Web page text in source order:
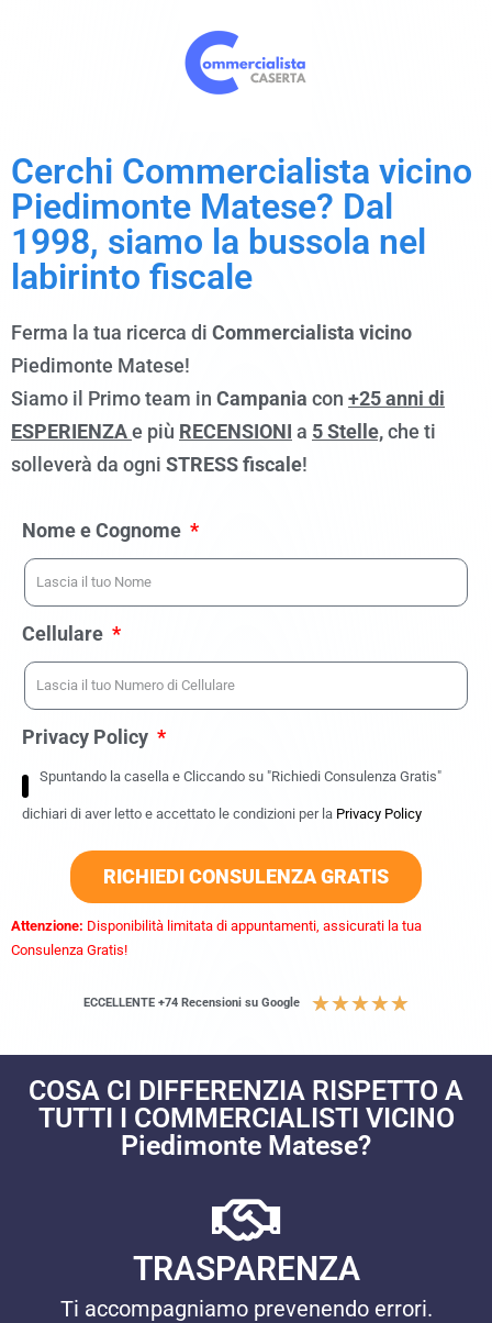
Cerchi Commercialista vicino
Piedimonte Matese? Dal
1998, siamo la bussola nel
labirinto fiscale
Ferma la tua ricerca di Commercialista vicino
Piedimonte Matese!
Siamo il Primo team in Campania con +25 anni di
ESPERIENZAe più RECENSIONI a 5 Stelle,che ti
solleverà da ogni STRESS fiscale!
Nome e Cognome
Cellulare
Privacy Policy
Spuntando la casella e Cliccando su "Richiedi Consulenza Gratis"
dichiari di aver letto e accettato le condizioni per la Privacy Policy
RICHIEDI CONSULENZA GRATIS
Attenzione: Disponibilità limitata di appuntamenti, assicurati la tua
Consulenza Gratis!
ECCELLENTE +74 Recensioni su Google ★★★★★
COSA CI DIFFERENZIA RISPETTO A
TUTTI I COMMERCIALISTI VICINO
Piedimonte Matese?
TRASPARENZA
Ti accompagniamo prevenendo errori.